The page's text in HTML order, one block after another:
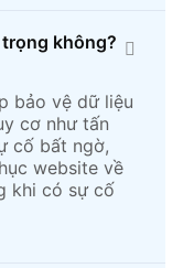
không?
bảo vệ dữ liệu
cơ như tấn
cố bất ngờ,
website về
khi có sự cố